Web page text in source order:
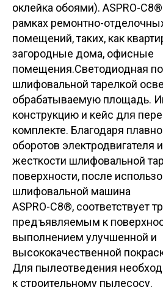
оклейка обоями). ASPRO-
рамках ремонтно-
помещений, таких, как
загородные дома, офисные
помещения.Светодиодная
шлифовальной тарелкой
обрабатываемую площадь.
конструкцию и кейс для
комплекте. Благодаря
оборотов электродвигателя
жесткости шлифовальной
поверхности, после
шлифовальной машина
ASPRO-C8®, соответствует
предъявляемым к
выполнением улучшенной и
высококачественной
Для пылеотведения
к строительному пылесосу.